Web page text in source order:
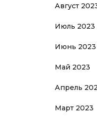
Август
Июль 2023
Июнь 2023
Май 2023
Апрель
Март 2023